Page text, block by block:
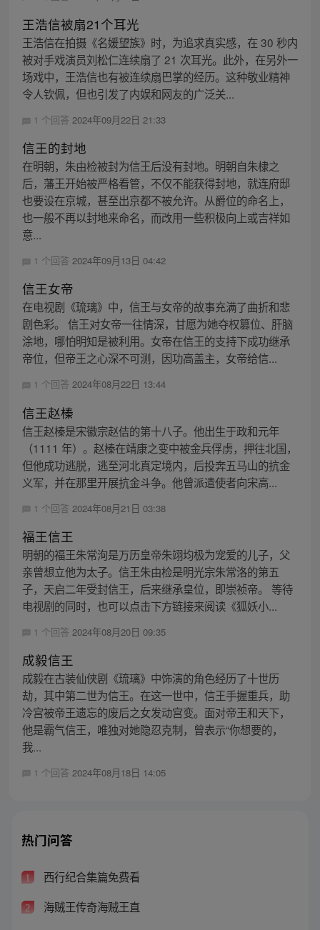
王浩信被扇21个耳光
王浩信在拍摄《名媛望族》时，为追求真实感，在 30 秒内
被对手戏演员刘松仁连续扇了 21 次耳光。此外，在另外一
场戏中，王浩信也有被连续扇巴掌的经历。这种敬业精神
令人钦佩，但也引发了内娱和网友的广泛关...
1 个回答 2024年09月22日 21:33
信王的封地
在明朝，朱由检被封为信王后没有封地。明朝自朱棣之
后，藩王开始被严格看管，不仅不能获得封地，就连府邸
也要设在京城，甚至出京都不被允许。从爵位的命名上，
也一般不再以封地来命名，而改用一些积极向上或吉祥如
意...
1 个回答 2024年09月13日 04:42
信王女帝
在电视剧《琉璃》中，信王与女帝的故事充满了曲折和悲
剧色彩。 信王对女帝一往情深，甘愿为她夺权篡位、肝脑
涂地，哪怕明知是被利用。女帝在信王的支持下成功继承
帝位，但帝王之心深不可测，因功高盖主，女帝给信...
1 个回答 2024年08月22日 13:44
信王赵榛
信王赵榛是宋徽宗赵佶的第十八子。他出生于政和元年
（1111 年）。赵榛在靖康之变中被金兵俘虏，押往北国，
但他成功逃脱，逃至河北真定境内，后投奔五马山的抗金
义军，并在那里开展抗金斗争。他曾派遣使者向宋高...
1 个回答 2024年08月21日 03:38
福王信王
明朝的福王朱常洵是万历皇帝朱翊均极为宠爱的儿子，父
亲曾想立他为太子。信王朱由检是明光宗朱常洛的第五
子，天启二年受封信王，后来继承皇位，即崇祯帝。 等待
电视剧的同时，也可以点击下方链接来阅读《狐妖小...
1 个回答 2024年08月20日 09:35
成毅信王
成毅在古装仙侠剧《琉璃》中饰演的角色经历了十世历
劫，其中第二世为信王。在这一世中，信王手握重兵，助
冷宫被帝王遗忘的废后之女发动宫变。面对帝王和天下，
他是霸气信王，唯独对她隐忍克制，曾表示“你想要的，
我...
1 个回答 2024年08月18日 14:05
热门问答
1 西行纪合集篇免费看
2 海贼王传奇海贼王直